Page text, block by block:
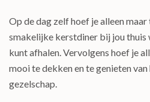
Op de dag zelf hoef je alleen
smakelijke kerstdiner bij jou
kunt afhalen. Vervolgens hoef je
mooi te dekken en te genieten
gezelschap.